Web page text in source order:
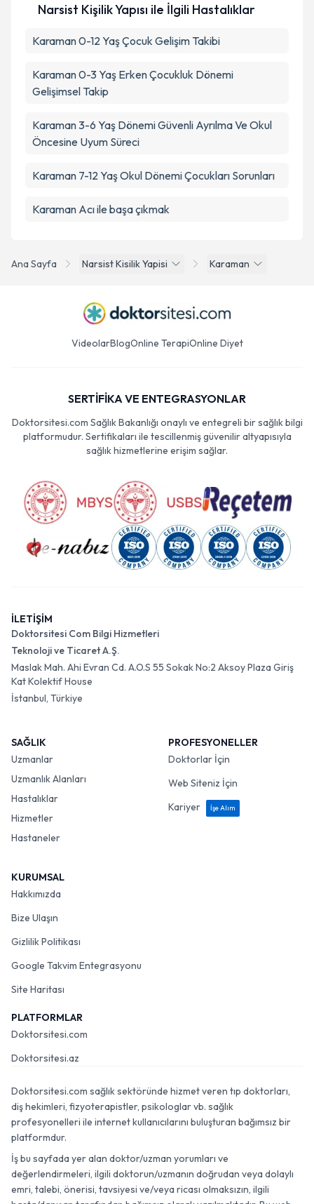
Ana Sayfa Narsist Kisilik Yapisi Karaman
Narsist Kişilik Yapısı ile İlgili Hastalıklar
Karaman 0-12 Yaş Çocuk Gelişim Takibi
Karaman 0-3 Yaş Erken Çocukluk Dönemi
Gelişimsel Takip
Karaman 3-6 Yaş Dönemi Güvenli Ayrılma Ve Okul
Öncesine Uyum Süreci
Karaman 7-12 Yaş Okul Dönemi Çocukları Sorunları
Karaman Acı ile başa çıkmak
VideolarBlogOnline TerapiOnline Diyet
SERTİFİKA VE ENTEGRASYONLAR
Doktorsitesi.com Sağlık Bakanlığı onaylı ve entegreli bir sağlık bilgi
platformudur. Sertifikaları ile tescillenmiş güvenilir altyapısıyla
sağlık hizmetlerine erişim sağlar.
İLETİŞİM
Doktorsitesi Com Bilgi Hizmetleri
Teknoloji ve Ticaret A.Ş.
Maslak Mah. Ahi Evran Cd. A.O.S 55 Sokak No:2 Aksoy Plaza Giriş
Kat Kolektif House
İstanbul, Türkiye
SAĞLIK
Uzmanlar
Uzmanlık Alanları
Hastalıklar
Hizmetler
Hastaneler
PROFESYONELLER
Doktorlar İçin
Web Siteniz İçin
Kariyer
İşe Alım
KURUMSAL
Hakkımızda
Bize Ulaşın
Gizlilik Politikası
Google Takvim Entegrasyonu
Site Haritası
PLATFORMLAR
Doktorsitesi.com
Doktorsitesi.az
Doktorsitesi.com sağlık sektöründe hizmet veren tıp doktorları,
diş hekimleri, fizyoterapistler, psikologlar vb. sağlık
profesyonelleri ile internet kullanıcılarını buluşturan bağımsız bir
platformdur.
İş bu sayfada yer alan doktor/uzman yorumları ve
değerlendirmeleri, ilgili doktorun/uzmanın doğrudan veya dolaylı
emri, talebi, önerisi, tavsiyesi ve/veya ricası olmaksızın, ilgili